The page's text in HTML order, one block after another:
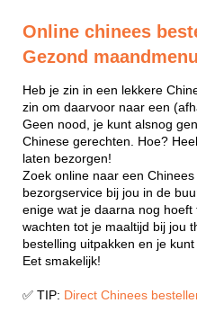
Online chinees
Gezond
Heb je zin in een lekkere
zin om daarvoor naar een
Geen nood, je kunt alsnog
Chinese gerechten. Hoe?
laten bezorgen!
Zoek online naar een
bezorgservice bij jou in de
enige wat je daarna nog
wachten tot je maaltijd bij jou
bestelling uitpakken en je kunt
Eet smakelijk!
✅ TIP: Direct Chinees